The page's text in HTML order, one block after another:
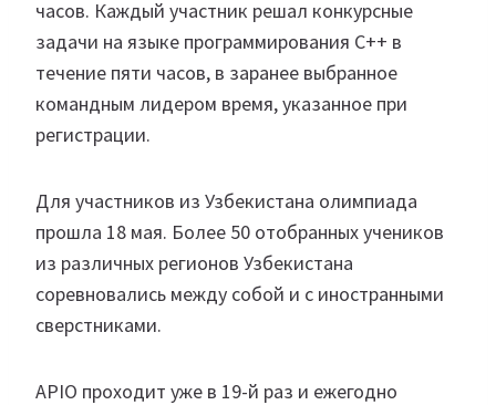
часов. Каждый участник решал конкурсные
задачи на языке программирования C++ в
течение пяти часов, в заранее выбранное
командным лидером время, указанное при
регистрации.
Для участников из Узбекистана олимпиада
прошла 18 мая. Более 50 отобранных учеников
из различных регионов Узбекистана
соревновались между собой и с иностранными
сверстниками.
APIO проходит уже в 19-й раз и ежегодно